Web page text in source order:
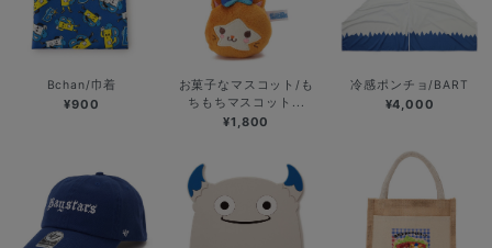
Bchan/巾着
¥900
お菓子なマスコット/も
ちもちマスコット...
¥1,800
冷感ポンチョ/BART
¥4,000